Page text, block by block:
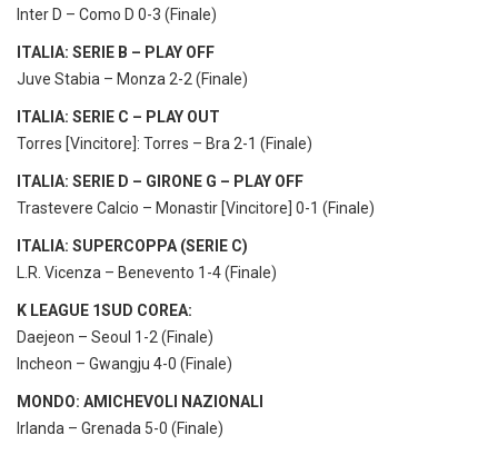
Inter D – Como D 0-3 (Finale)
ITALIA: SERIE B – PLAY OFF
Juve Stabia – Monza 2-2 (Finale)
ITALIA: SERIE C – PLAY OUT
Torres [Vincitore]: Torres – Bra 2-1 (Finale)
ITALIA: SERIE D – GIRONE G – PLAY OFF
Trastevere Calcio – Monastir [Vincitore] 0-1 (Finale)
ITALIA: SUPERCOPPA (SERIE C)
L.R. Vicenza – Benevento 1-4 (Finale)
K LEAGUE 1SUD COREA:
Daejeon – Seoul 1-2 (Finale)
Incheon – Gwangju 4-0 (Finale)
MONDO: AMICHEVOLI NAZIONALI
Irlanda – Grenada 5-0 (Finale)